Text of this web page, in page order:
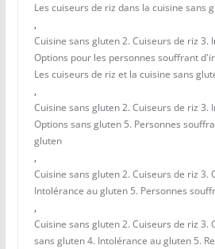
Les cuiseurs de riz dans la cuisine sans
,
Cuisine sans gluten 2. Cuiseurs de riz 3.
Options pour les personnes souffrant
Les cuiseurs de riz et la cuisine sans
,
Cuisine sans gluten 2. Cuiseurs de riz 3.
Options sans gluten 5. Personnes
gluten
,
Cuisine sans gluten 2. Cuiseurs de riz 3.
Intolérance au gluten 5. Personnes
,
Cuisine sans gluten 2. Cuiseurs de riz 3.
sans gluten 4. Intolérance au gluten 5.